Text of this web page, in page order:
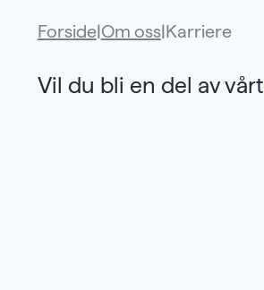
Forside|Om oss|Karriere
Vil du bli en del av vårt